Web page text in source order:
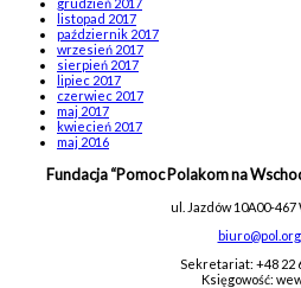
grudzień 2017
listopad 2017
październik 2017
wrzesień 2017
sierpień 2017
lipiec 2017
czerwiec 2017
maj 2017
kwiecień 2017
maj 2016
Fundacja “Pomoc Polakom na
ul. Jazdów 10A00-467
Sekretariat: +48 22
Księgowość: